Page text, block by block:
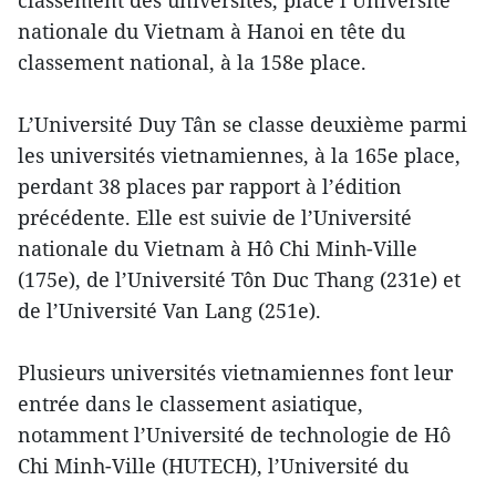
nationale du Vietnam à Hanoi en tête du
classement national, à la 158e place.
L’Université Duy Tân se classe deuxième parmi
les universités vietnamiennes, à la 165e place,
perdant 38 places par rapport à l’édition
précédente. Elle est suivie de l’Université
nationale du Vietnam à Hô Chi Minh-Ville
(175e), de l’Université Tôn Duc Thang (231e) et
de l’Université Van Lang (251e).
Plusieurs universités vietnamiennes font leur
entrée dans le classement asiatique,
notamment l’Université de technologie de Hô
Chi Minh-Ville (HUTECH), l’Université du